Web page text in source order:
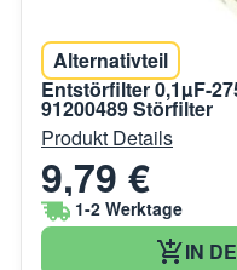
Alternativteil
Entstörfilter 0,1µF-
91200489 Störfilter
Produkt Details
9,79 €
1-2 Werktage
IN